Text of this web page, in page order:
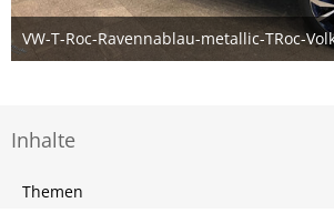
VW-T-Roc-Ravennablau-metallic-TRoc-
20. Dezember 2017
Inhalte
Themen